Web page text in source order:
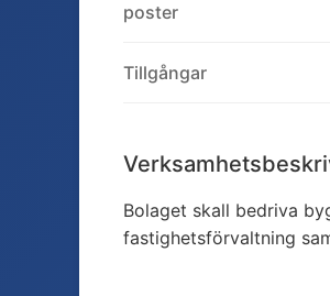
poster
Tillgångar
Bolaget skall bedriva
fastighetsförvaltning